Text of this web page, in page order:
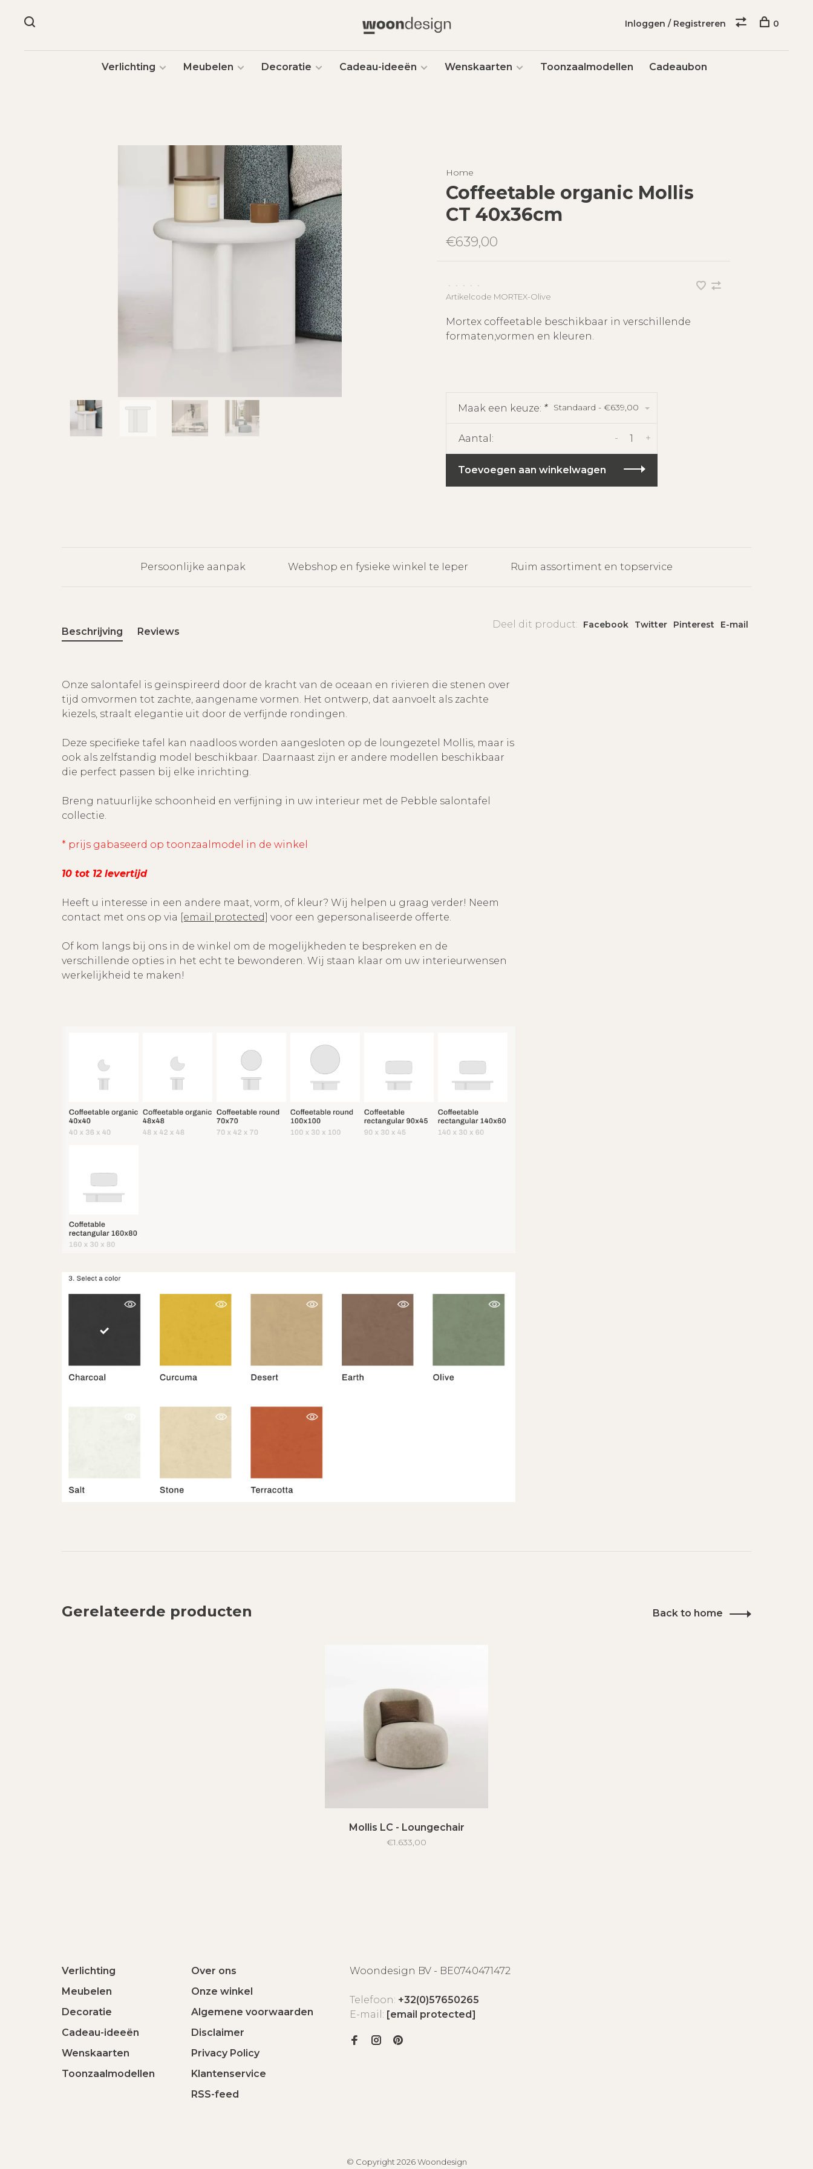
Verlichting Meubelen Decoratie Cadeau-ideeën Wenskaarten Toonzaalmodellen Cadeaubon
Inloggen / Registreren 0
Home
Coffeetable organic Mollis
CT 40x36cm
€639,00
• • • •
•
Artikelcode MORTEX-Olive
Mortex coffeetable beschikbaar in verschillende
formaten,vormen en kleuren.
Maak een keuze: * Standaard - €639,00
Aantal: +
-
Toevoegen aan winkelwagen
Persoonlijke aanpak Webshop en fysieke winkel te Ieper Ruim assortiment en topservice
Deel dit product: Facebook Twitter Pinterest E-mail
Beschrijving Reviews
Onze salontafel is geïnspireerd door de kracht van de oceaan en rivieren die stenen over
tijd omvormen tot zachte, aangename vormen. Het ontwerp, dat aanvoelt als zachte
kiezels, straalt elegantie uit door de verfijnde rondingen.
Deze specifieke tafel kan naadloos worden aangesloten op de loungezetel Mollis, maar is
ook als zelfstandig model beschikbaar. Daarnaast zijn er andere modellen beschikbaar
die perfect passen bij elke inrichting.
Breng natuurlijke schoonheid en verfijning in uw interieur met de Pebble salontafel
collectie.
* prijs gabaseerd op toonzaalmodel in de winkel
10 tot 12 levertijd
Heeft u interesse in een andere maat, vorm, of kleur? Wij helpen u graag verder! Neem
contact met ons op via [email protected] voor een gepersonaliseerde offerte.
Of kom langs bij ons in de winkel om de mogelijkheden te bespreken en de
verschillende opties in het echt te bewonderen. Wij staan klaar om uw interieurwensen
werkelijkheid te maken!
Gerelateerde producten Back to home
Mollis LC - Loungechair
€1.633,00
Verlichting
Meubelen
Decoratie
Cadeau-ideeën
Wenskaarten
Toonzaalmodellen
Over ons
Onze winkel
Algemene voorwaarden
Disclaimer
Privacy Policy
Klantenservice
RSS-feed
Woondesign BV - BE0740471472
Telefoon: +32(0)57650265
E-mail: [email protected]
© Copyright 2026 Woondesign